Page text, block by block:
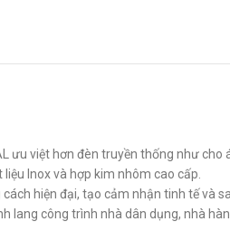
ưu việt hơn đèn truyền thống như cho
Inox và hợp kim nhôm cao cấp.
hiện đại, tạo cảm nhận tinh tế và
lang công trình nhà dân dụng, nhà